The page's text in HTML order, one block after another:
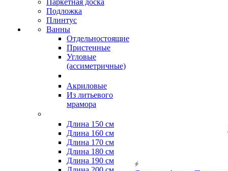
Паркетная доска
Подложка
Плинтус
Ванны
Отдельностоящие
Пристенные
Угловые
(ассиметричные)
Акриловые
Из литьевого
мрамора
Длина 150 см
Длина 160 см
Длина 170 см
Длина 180 см
Длина 190 см